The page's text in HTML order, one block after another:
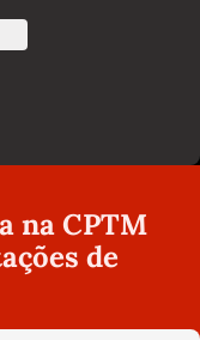
na CPTM
de